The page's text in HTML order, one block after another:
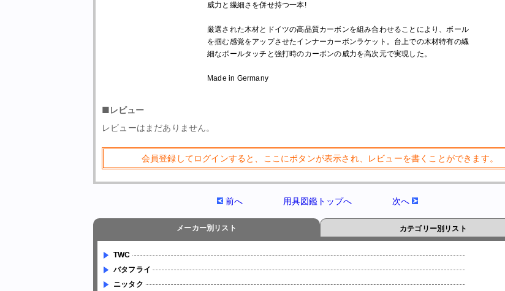
威力と繊細さを併せ持つ一本!
厳選された木材とドイツの高品質カーボンを組み合わせることにより、ボール
を掴む感覚をアップさせたインナーカーボンラケット。台上での木材特有の繊
細なボールタッチと強打時のカーボンの威力を高次元で実現した。
Made in Germany
■レビュー
レビューはまだありません。
会員登録してログインすると、ここにボタンが表示され、レビューを書くことができます。
前へ 用具図鑑トップへ 次へ
メーカー別リスト カテゴリー別リスト
TWC
バタフライ
ニッタク